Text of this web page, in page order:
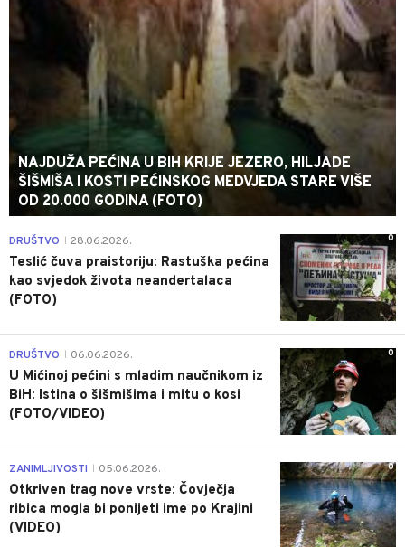
NAJDUŽA PEĆINA U BIH KRIJE JEZERO, HILJADE
ŠIŠMIŠA I KOSTI PEĆINSKOG MEDVJEDA STARE VIŠE
OD 20.000 GODINA (FOTO)
0
DRUŠTVO 28.06.2026.
Teslić čuva praistoriju: Rastuška pećina
kao svjedok života neandertalaca
(FOTO)
0
DRUŠTVO 06.06.2026.
U Mićinoj pećini s mladim naučnikom iz
BiH: Istina o šišmišima i mitu o kosi
(FOTO/VIDEO)
0
ZANIMLJIVOSTI 05.06.2026.
Otkriven trag nove vrste: Čovječja
ribica mogla bi ponijeti ime po Krajini
(VIDEO)